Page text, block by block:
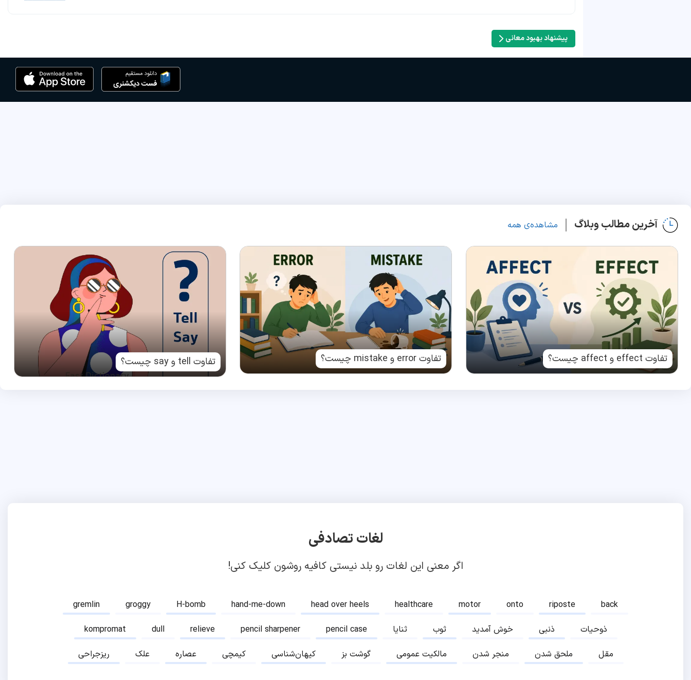
پیشنهاد بهبود معانی
آخرین مطالب وبلاگ مشاهده‌ی همه
تفاوت effect و affect چیست؟ تفاوت error و mistake چیست؟ تفاوت tell و say چیست؟
لغات تصادفی
اگر معنی این لغات رو بلد نیستی کافیه روشون کلیک کنی!
gremlin groggy H-bomb hand-me-down head over heels healthcare motor onto riposte
back
kompromat
dull relieve pencil sharpener pencil case ثنایا ثوب خوش آمدید ذنبی
ذوحیات
ریزجراحی
علک عصاره کیمچی کیهان‌شناسی گوشت بز مالکیت عمومی منجر شدن ملحق شدن مقل